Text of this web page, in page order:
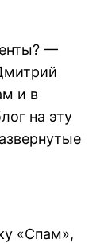
—
и в
на эту
«Спам»,